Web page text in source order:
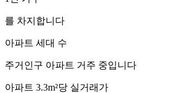
를 차지합니다
아파트 세대 수
주거인구 아파트 거주 중입니다
아파트 3.3m²당 실거래가